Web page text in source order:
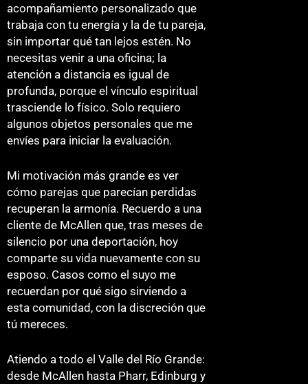
acompañamiento personalizado que
trabaja con tu energía y la de tu pareja,
sin importar qué tan lejos estén. No
necesitas venir a una oficina; la
atención a distancia es igual de
profunda, porque el vínculo espiritual
trasciende lo físico. Solo requiero
algunos objetos personales que me
envíes para iniciar la evaluación.
Mi motivación más grande es ver
cómo parejas que parecían perdidas
recuperan la armonía. Recuerdo a una
cliente de McAllen que, tras meses de
silencio por una deportación, hoy
comparte su vida nuevamente con su
esposo. Casos como el suyo me
recuerdan por qué sigo sirviendo a
esta comunidad, con la discreción que
tú mereces.
Atiendo a todo el Valle del Río Grande:
desde McAllen hasta Pharr, Edinburg y